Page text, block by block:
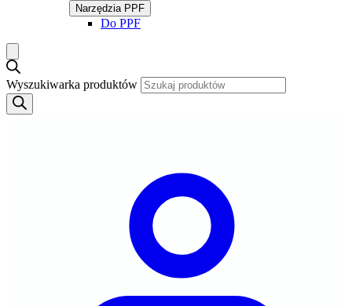
Narzędzia PPF
Do PPF
Wyszukiwarka produktów